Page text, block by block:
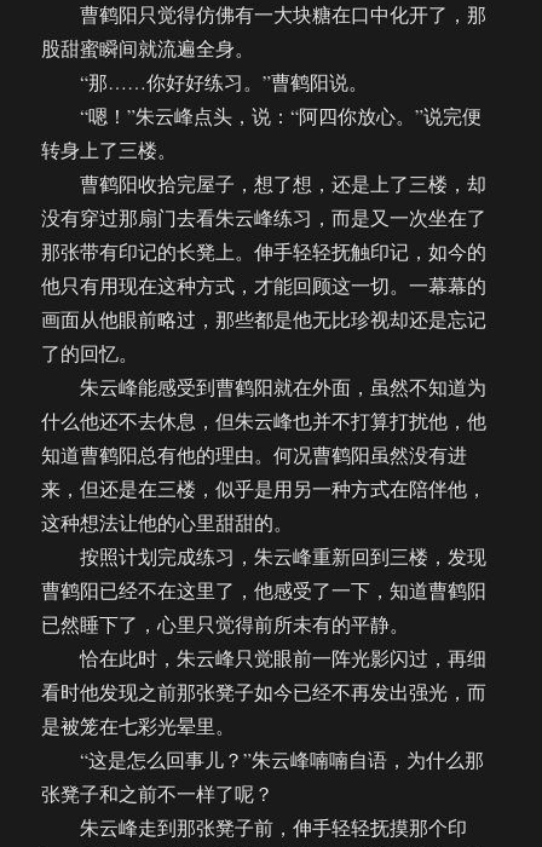
曹鹤阳只觉得仿佛有一大块糖在口中化开了，那
股甜蜜瞬间就流遍全身。
“那……你好好练习。”曹鹤阳说。
“嗯！”朱云峰点头，说：“阿四你放心。”说完便
转身上了三楼。
曹鹤阳收拾完屋子，想了想，还是上了三楼，却
没有穿过那扇门去看朱云峰练习，而是又一次坐在了
那张带有印记的长凳上。伸手轻轻抚触印记，如今的
他只有用现在这种方式，才能回顾这一切。一幕幕的
画面从他眼前略过，那些都是他无比珍视却还是忘记
了的回忆。
朱云峰能感受到曹鹤阳就在外面，虽然不知道为
什么他还不去休息，但朱云峰也并不打算打扰他，他
知道曹鹤阳总有他的理由。何况曹鹤阳虽然没有进
来，但还是在三楼，似乎是用另一种方式在陪伴他，
这种想法让他的心里甜甜的。
按照计划完成练习，朱云峰重新回到三楼，发现
曹鹤阳已经不在这里了，他感受了一下，知道曹鹤阳
已然睡下了，心里只觉得前所未有的平静。
恰在此时，朱云峰只觉眼前一阵光影闪过，再细
看时他发现之前那张凳子如今已经不再发出强光，而
是被笼在七彩光晕里。
“这是怎么回事儿？”朱云峰喃喃自语，为什么那
张凳子和之前不一样了呢？
朱云峰走到那张凳子前，伸手轻轻抚摸那个印